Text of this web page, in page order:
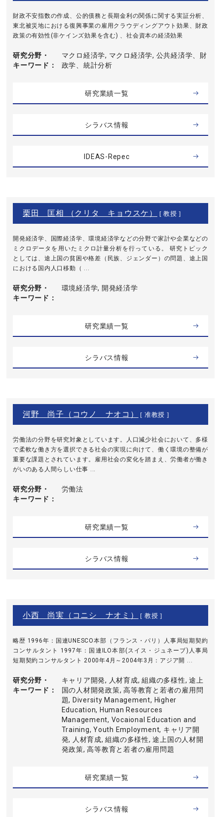
財政不安指数の作成、公的債務と長期金利の関係に関する実証分析、
東北被災地における復興事業の雇用クラウディングアウト効果、財政
政策の有効性(非ケインズ効果を含む) 、社会資本の経済効果
研究分野・
キーワード
マクロ経済学, マクロ経済学, 公共経済学、財
政学、統計分析
研究業績一覧
シラバス情報
IDEAS-Repec
栗田 匡相 （クリタ キョウスケ） [ 教授 ]
開発経済学、国際経済学、環境経済学などの分野で家計や企業などの
ミクロデータを用いたミクロ計量分析を行っている。 研究トピック
としては、途上国の貧困や格差（民族、ジェンダー）の問題、途上国
における国内人口移動（ ...
研究分野・
キーワード
環境経済学, 開発経済学
研究業績一覧
シラバス情報
河野 尚子（コウノ ナオコ） [ 准教授 ]
労働法の分野を研究対象としています。人口減少社会において、多様
で柔軟な働き方を選択できる社会の実現に向けて、働く環境の整備が
重要な課題とされています。雇用社会の変化を踏まえ、労働者が働き
がいのある人間らしい仕事 ...
研究分野・
キーワード
労働法
研究業績一覧
シラバス情報
小西 尚実（コニシ ナオミ） [ 教授 ]
略歴 1996年：国連UNESCO本部（フランス・パリ）人事局短期契約
コンサルタント 1997年：国連ILO本部(スイス・ジュネーブ)人事局
短期契約コンサルタント 2000年4月～2004年3月：アジア開 ...
研究分野・
キーワード
キャリア開発, 人材育成, 組織の多様性, 途上
国の人材開発政策, 高等教育と若者の雇用問
題, Diversity Management, Higher
Education, Human Resources
Management, Vocaional Education and
Training, Youth Employment, キャリア開
発, 人材育成, 組織の多様性, 途上国の人材開
発政策, 高等教育と若者の雇用問題
研究業績一覧
シラバス情報